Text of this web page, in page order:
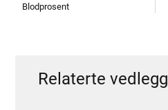
Blodprosent
Relaterte vedlegg